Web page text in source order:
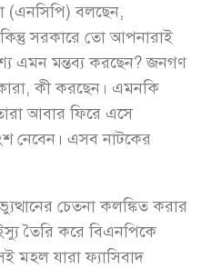
(এনসিপি) বলছেন,
সরকারে তো আপনারাই
এমন মন্তব্য করছেন? জনগণ
কী করছেন। এমনকি
আবার ফিরে এসে
নেবেন। এসব নাটকের
চেতনা কলঙ্কিত করার
তৈরি করে বিএনপিকে
মহল যারা ফ্যাসিবাদ